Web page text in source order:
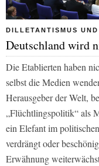
DILLETANTISMUS
Deutschland wird
Die Etablierten haben
selbst die Medien
Herausgeber der Welt,
„Flüchtlingspolitik“ als
ein Elefant im
verdrängt oder
Erwähnung